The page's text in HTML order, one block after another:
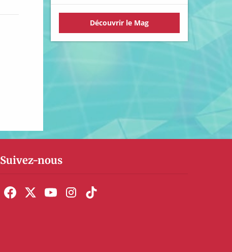
Découvrir le Mag
Suivez-nous